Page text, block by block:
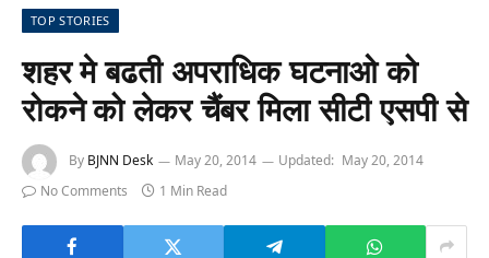
TOP STORIES
शहर मे बढती अपराधिक घटनाओ को
रोकने को लेकर चैंबर मिला सीटी एसपी से
By BJNN Desk May 20, 2014 Updated: May 20, 2014
No Comments
1 Min Read